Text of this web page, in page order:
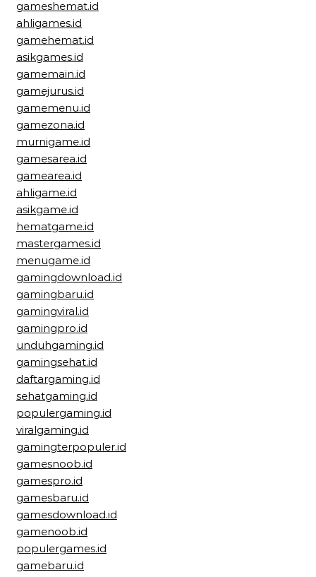
gameshemat.id
ahligames.id
gamehemat.id
asikgames.id
gamemain.id
gamejurus.id
gamemenu.id
gamezona.id
murnigame.id
gamesarea.id
gamearea.id
ahligame.id
asikgame.id
hematgame.id
mastergames.id
menugame.id
gamingdownload.id
gamingbaru.id
gamingviral.id
gamingpro.id
unduhgaming.id
gamingsehat.id
daftargaming.id
sehatgaming.id
populergaming.id
viralgaming.id
gamingterpopuler.id
gamesnoob.id
gamespro.id
gamesbaru.id
gamesdownload.id
gamenoob.id
populergames.id
gamebaru.id